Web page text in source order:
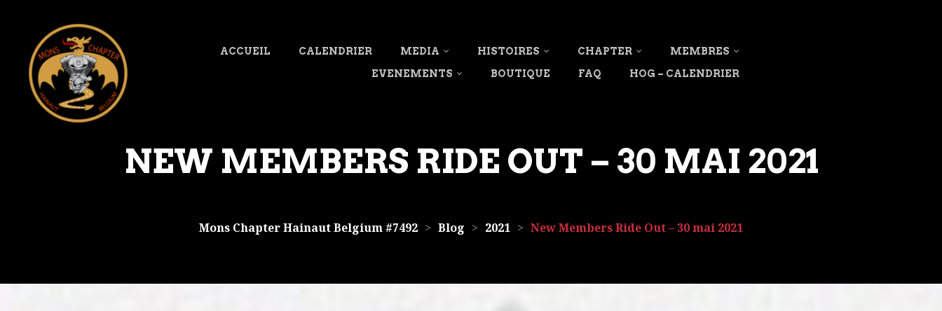
ACCUEIL CALENDRIER MEDIA HISTOIRES CHAPTER
MEMBRES
EVENEMENTS
BOUTIQUE FAQ HOG – CALENDRIER
NEW MEMBERS RIDE OUT – 30 MAI 2021
Mons Chapter Hainaut Belgium #7492 > Blog > 2021 > New Members Ride Out – 30 mai 2021